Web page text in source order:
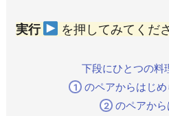
実行 を押してみて くだ
下段にひとつの料
1 のペアからはじめ
2 のペアから